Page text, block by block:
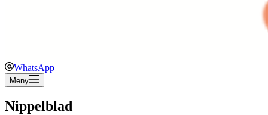
WhatsApp
Meny
Nippelblad